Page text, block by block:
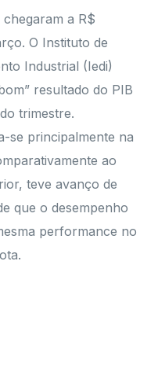
a R$
O Instituto de
Industrial (Iedi)
resultado do PIB
trimestre.
se principalmente na
ao
teve avanço de
que o desempenho
performance no